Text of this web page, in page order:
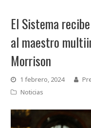
El Sistema
al maestro
Morrison
1 febrero, 2024
Noticias